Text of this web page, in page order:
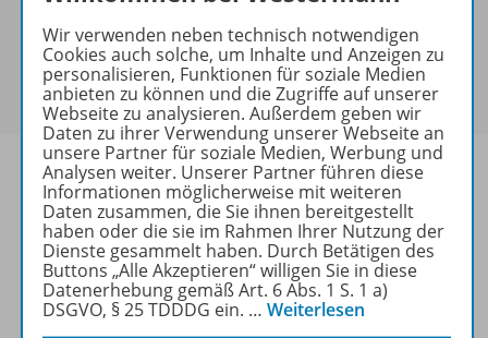
Sie haben ein passendesSpar-Paket?
Um den für Sie gültigen Preis zu sehen,melden Sie
sich bitte an.
Informationen
Weitere Inhalte der Ausgabe
Wir verwenden neben technisch notwendigen
Cookies auch solche, um Inhalte und Anzeigen zu
personalisieren, Funktionen für soziale Medien
anbieten zu können und die Zugriffe auf unserer
Webseite zu analysieren. Außerdem geben wir
Daten zu ihrer Verwendung unserer Webseite an
unsere Partner für soziale Medien, Werbung und
Analysen weiter. Unserer Partner führen diese
Informationen möglicherweise mit weiteren
Daten zusammen, die Sie ihnen bereitgestellt
haben oder die sie im Rahmen Ihrer Nutzung der
Dienste gesammelt haben. Durch Betätigen des
Buttons „Alle Akzeptieren“ willigen Sie in diese
Datenerhebung gemäß Art. 6 Abs. 1 S. 1 a)
DSGVO, § 25 TDDDG ein. … Weiterlesen